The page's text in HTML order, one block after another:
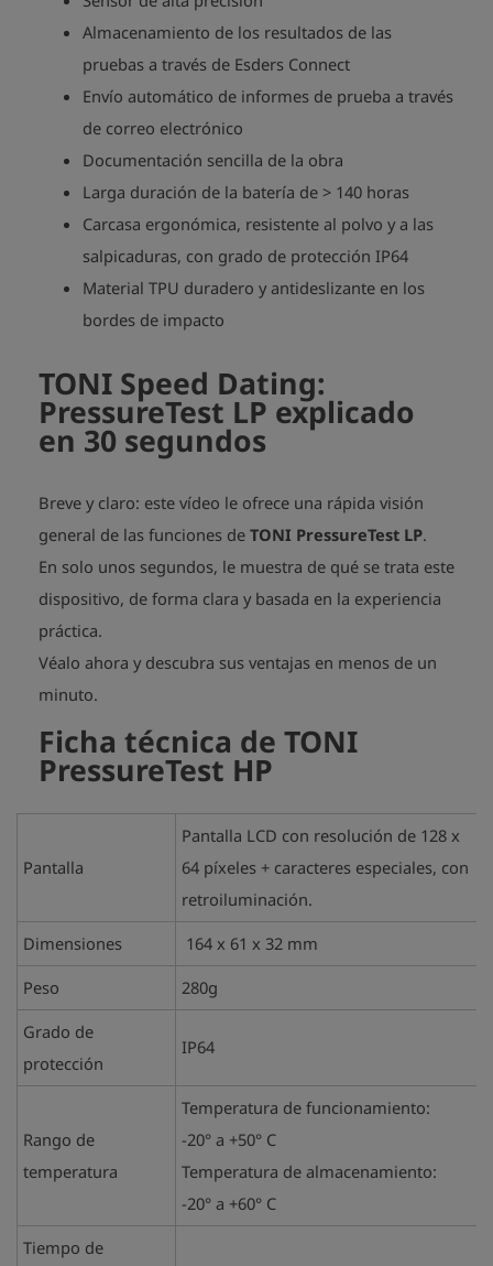
Almacenamiento de los resultados de las
pruebas a través de Esders Connect
Envío automático de informes de prueba a través
de correo electrónico
Documentación sencilla de la obra
Larga duración de la batería de > 140 horas
Carcasa ergonómica, resistente al polvo y a las
salpicaduras, con grado de protección IP64
Material TPU duradero y antideslizante en los
bordes de impacto
TONI Speed Dating:
PressureTest LP explicado
en 30 segundos
Breve y claro: este vídeo le ofrece una rápida visión
general de las funciones de TONI PressureTest LP.
En solo unos segundos, le muestra de qué se trata este
dispositivo, de forma clara y basada en la experiencia
práctica.
Véalo ahora y descubra sus ventajas en menos de un
minuto.
play_arrow
Ficha técnica de TONI
PressureTest HP
Pantalla
Pantalla LCD con resolución de 128 x
64 píxeles + caracteres especiales, con
retroiluminación.
Dimensiones
164 x 61 x 32 mm
Peso
280g
Grado de
protección
IP64
Rango de
temperatura
Temperatura de funcionamiento:
-20° a +50° C
Temperatura de almacenamiento:
-20° a +60° C
Tiempo de